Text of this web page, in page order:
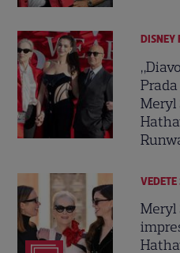
DISNEY
Meryl
Meryl